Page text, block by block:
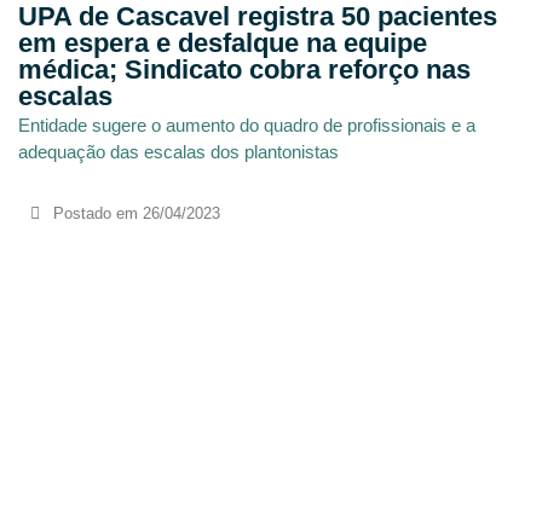
UPA de Cascavel registra 50 pacientes
em espera e desfalque na equipe
médica; Sindicato cobra reforço nas
escalas
Entidade sugere o aumento do quadro de profissionais e a
adequação das escalas dos plantonistas
Postado em 26/04/2023